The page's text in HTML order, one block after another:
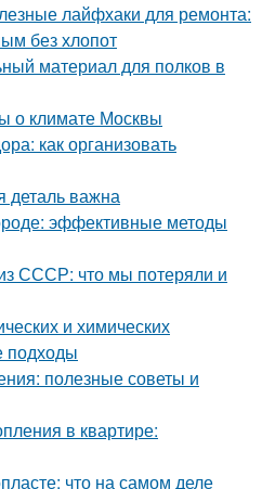
лайфхаки для ремонта:
без хлопот
материал для полков в
о климате Москвы
как организовать
деталь важна
эффективные методы
СССР: что мы потеряли и
и химических
подходы
полезные советы и
в квартире:
что на самом деле